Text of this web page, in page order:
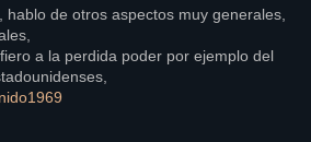
hablo de otros aspectos muy generales,
a la perdida poder por ejemplo del